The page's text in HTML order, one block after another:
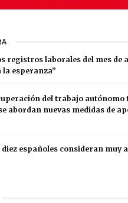
registros laborales del mes de
esperanza”
del trabajo autónomo
abordan nuevas medidas de
diez españoles consideran muy